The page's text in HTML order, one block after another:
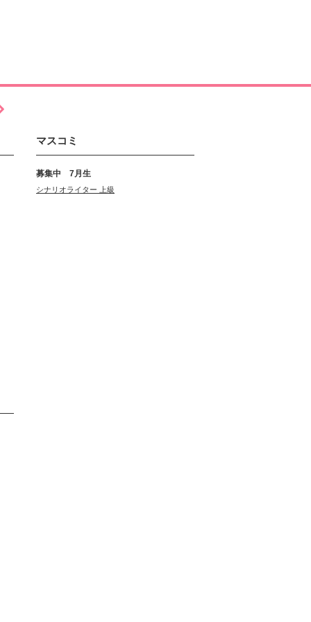
マスコミ
募集中 7月生
シナリオライター 上級